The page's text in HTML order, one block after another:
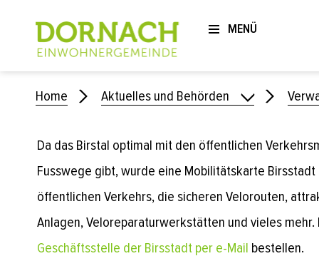
Kopfzeile
zur Startseite
Direkt zur Hauptnavigation
Direkt zum Inhalt
Direkt zur Suche
Direkt zum StichwortverzeichnisMENÜ
Login
Suche
Inhalt
Home Aktuelles und Behörden
Da das Birstal optimal mit den öffentlichen
Fusswege gibt, wurde eine Mobilitätskarte
öffentlichen Verkehrs, die sicheren Velorouten,
Anlagen, Veloreparaturwerkstätten und vieles
Geschäftsstelle der Birsstadt per e-Mail bestellen.